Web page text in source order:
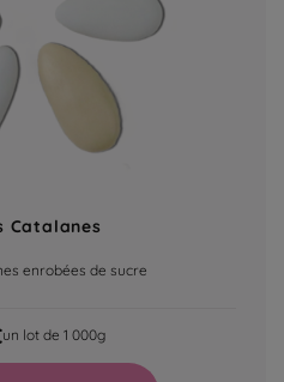
Catalanes
enrobées de sucre
un lot de 1 000g